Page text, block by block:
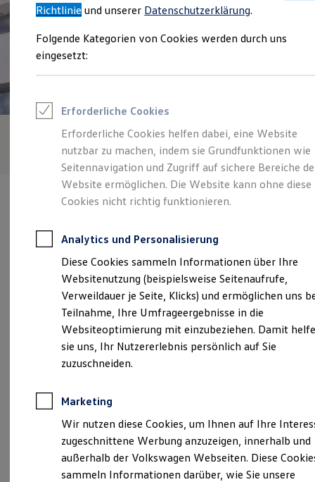
Volkswagen Marktplatz
Junge Gebrauchtwagen und Gebrauchtwagen
Volkswagen Zertifizierte Gebrauchtwagen
Zubehör- und Serviceangebote
Leasing
Leasing-Angebote
Gebrauchtwagen Leasing
Junge Gebrauchtwagen-Leasing
Elektroauto Leasing
Kleinwagen-Leasing
Leasing ohne Anzahlung
Finanzierung
Kfz-Versicherung
Restschuldversicherungen
Garantien
Wartungsverträge
Geschäftskunden
Professional Class bei Volkswagen
Großkunden
Behörden
Direktkunden
Sonderfahrzeuge
Anpfiff zum Gewinn
Elektroautos
ID. Tutorials
Elektrofahrzeugkonzepte
Reichweite
Reichweite der ID. Modelle
Reichweite im Winter
Verantwortlich für die Inhalte auf dieser Seite ist die Autowelt
Peter GmbH (Impressum & Rechtliches )
Hallesche Straße 146, 99734 Nordhausen
info@petergroup.de
Montag
Sonntag
Geschlossen
Richtlinie und unserer Datenschutzerklärung.
Folgende Kategorien von Cookies werden durch uns
eingesetzt:
Erforderliche Cookies
Erforderliche Cookies helfen dabei, eine Website
nutzbar zu machen, indem sie Grundfunktionen wie
Seitennavigation und Zugriff auf sichere Bereiche
Website ermöglichen. Die Website kann ohne diese
Cookies nicht richtig funktionieren.
Analytics und Personalisierung
Diese Cookies sammeln Informationen über Ihre
Websitenutzung (beispielsweise Seitenaufrufe,
Verweildauer je Seite, Klicks) und ermöglichen uns
Teilnahme, Ihre Umfrageergebnisse in die
Websiteoptimierung mit einzubeziehen. Damit
sie uns, Ihr Nutzererlebnis persönlich auf Sie
zuzuschneiden.
Marketing
Wir nutzen diese Cookies, um Ihnen auf Ihre
zugeschnittene Werbung anzuzeigen, innerhalb und
außerhalb der Volkswagen Webseiten. Diese
sammeln Informationen darüber, wie Sie unsere